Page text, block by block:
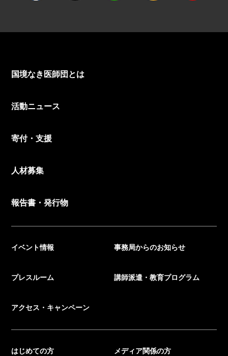
国境なき医師団とは
活動ニュース
寄付・支援
人材募集
報告書・発行物
イベント情報 事務局からのお知らせ
プレスルーム 講師派遣・教育プログラム
アクセス・キャンペーン
はじめての方 メディア関係の方